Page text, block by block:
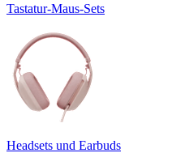
Tastatur-Maus-Sets
Headsets und Earbuds